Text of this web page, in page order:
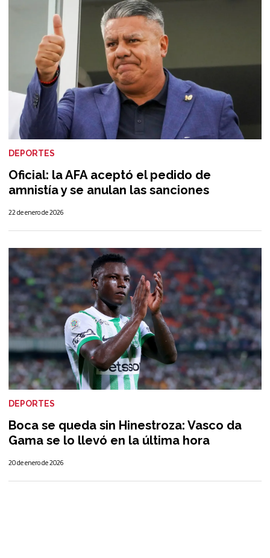
Oficial: la AFA aceptó el pedido de
amnistía y se anulan las sanciones
DEPORTES
22 de enero de 2026
Boca se queda sin Hinestroza: Vasco da
Gama se lo llevó en la última hora
DEPORTES
20 de enero de 2026